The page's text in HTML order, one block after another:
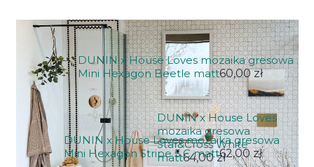
DUNIN x House Loves mozaika gresowa
Mini Hexagon Beetle matt60,00 zł
DUNIN x House Loves mozaika gresowa
Mini Hexagon Stripe 5.C matt62,00 zł
DUNIN x House Loves
mozaika gresowa
Star&Cross White
matt64,00 zł